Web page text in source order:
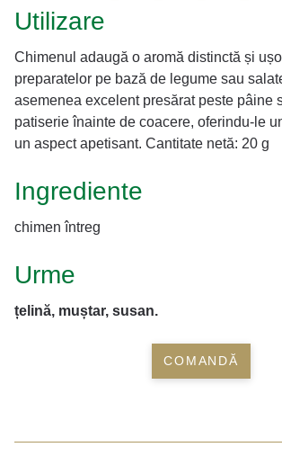
Utilizare
Chimenul adaugă o aromă distinctă și
preparatelor pe bază de legume sau
asemenea excelent presărat peste pâine
patiserie înainte de coacere, oferindu-le
un aspect apetisant. Cantitate netă: 20 g
Ingrediente
chimen întreg
Urme
țelină, muștar, susan.
COMANDĂ